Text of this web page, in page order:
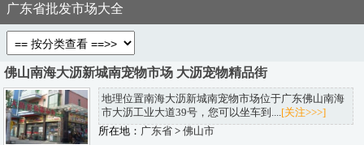
广东省批发市场大全
佛山南海大沥新城南宠物市场 大沥宠物精品街
地理位置南海大沥新城南宠物市场位于广东佛山南海
市大沥工业大道39号，您可以坐车到.... [关注>>>]
所在地： 广东省> 佛山市